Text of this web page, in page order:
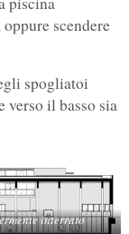
scendere
spogliatoi
il basso sia
interrato